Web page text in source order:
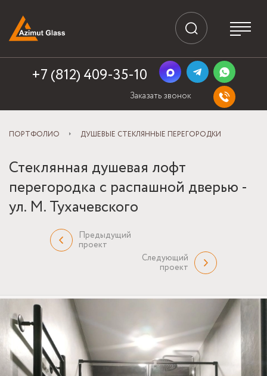
+7 (812) 409-35-10
Заказать звонок
ПОРТФОЛИО ДУШЕВЫЕ СТЕКЛЯННЫЕ ПЕРЕГОРОДКИ
Стеклянная душевая лофт
перегородка с распашной дверью -
ул. М. Тухачевского
Предыдущий
проект
Следующий
проект